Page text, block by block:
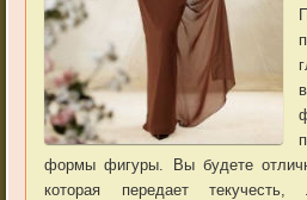
формы фигуры. Вы будете
которая передает текучесть,